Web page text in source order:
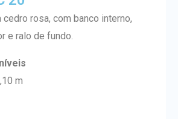
cedro rosa, com banco interno,
e ralo de fundo.
m